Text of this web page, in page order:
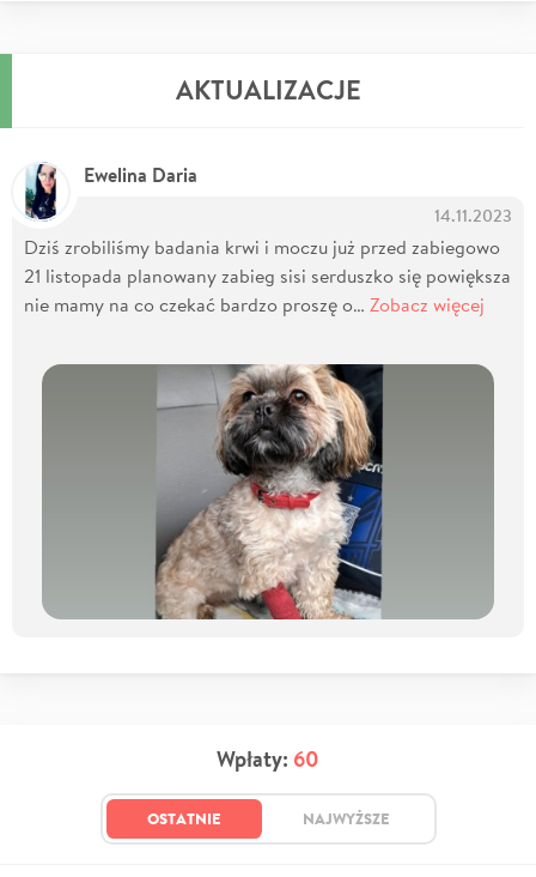
AKTUALIZACJE
Ewelina Daria
14.11.2023
Dziś zrobiliśmy badania krwi i moczu już przed zabiegowo
21 listopada planowany zabieg sisi serduszko się powiększa
nie mamy na co czekać bardzo proszę o… Zobacz więcej
Wpłaty: 60
OSTATNIE NAJWYŻSZE